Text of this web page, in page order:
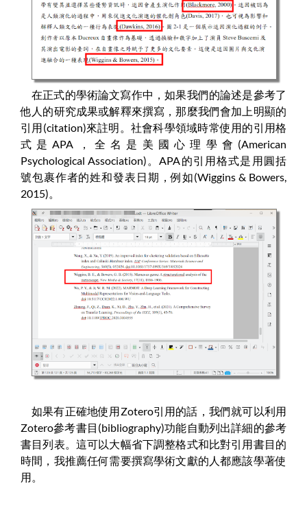
在正式的學術論文寫作中，如果我們的論述是參考了
他人的研究成果或解釋來撰寫，那麼我們會加上明顯的
引用(citation)來註明。社會科學領域時常使用的引用格
式是APA，全名是美國心理學會(American
Psychological Association)。APA的引用格式是用圓括
號包裹作者的姓和發表日期，例如(Wiggins & Bowers,
2015)。
如果有正確地使用Zotero引用的話，我們就可以利用
Zotero參考書目(bibliography)功能自動列出詳細的參考
書目列表。這可以大幅省下調整格式和比對引用書目的
時間，我推薦任何需要撰寫學術文獻的人都應該學著使
用。